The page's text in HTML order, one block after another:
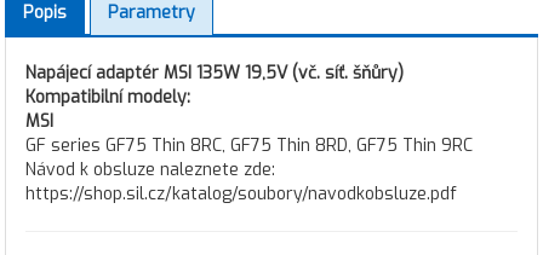
Popis Parametry
Napájecí adaptér MSI 135W 19,5V (vč. síť. šňůry)
Kompatibilní modely:
MSI
GF series GF75 Thin 8RC, GF75 Thin 8RD, GF75 Thin 9RC
Návod k obsluze naleznete zde:
https://shop.sil.cz/katalog/soubory/navodkobsluze.pdf